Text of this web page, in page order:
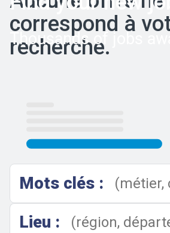
Thousands of jobs
Mots clés :
Lieu :
correspond à
recherche.